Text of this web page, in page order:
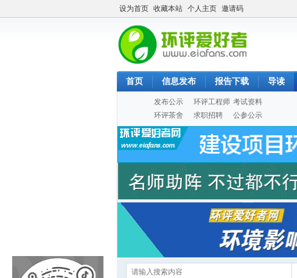
设为首页 收藏本站 个人主页 邀请码
首页 信息发布 报告下载 导读
发布公示 环评工程师 考试资料
环评茶舍
求职招聘 公参公示